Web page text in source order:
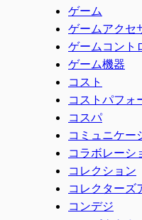
ゲーム
ゲームアクセ
ゲームコント
ゲーム機器
コスト
コストパフォ
コスパ
コミュニケー
コラボレーシ
コレクション
コレクターズ
コンデジ